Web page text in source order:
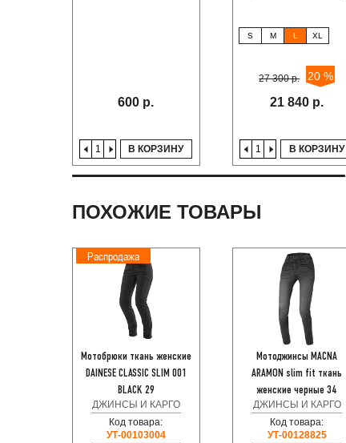
600 р.
В КОРЗИНУ
S M L XL
27 300 р. 20 %
21 840 р.
В КОРЗИНУ
ПОХОЖИЕ ТОВАРЫ
Распродажа
Мотобрюки ткань женские
DAINESE CLASSIC SLIM 001
BLACK 29
ДЖИНСЫ И КАРГО
Код товара:
УТ-00103004
Мотоджинсы MACNA
ARAMON slim fit ткань
женские черные 34
ДЖИНСЫ И КАРГО
Код товара:
УТ-00128825